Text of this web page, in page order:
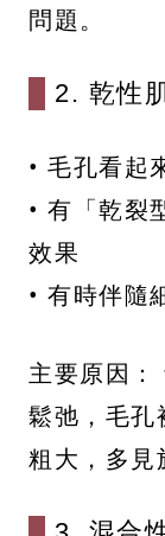
問題。
2. 乾性
• 毛孔看起
• 有「乾裂
效果
• 有時伴隨
主要原因：
鬆弛，毛孔
粗大，多見